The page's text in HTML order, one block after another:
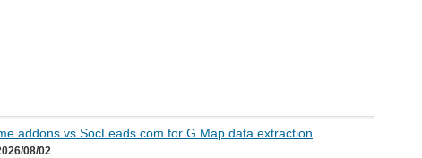
addons vs SocLeads.com for G Map data extraction
08/02